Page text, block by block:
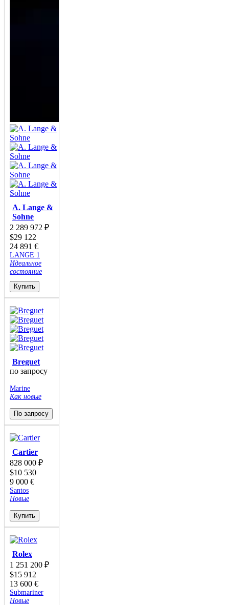
A. Lange &
Sohne
2 289 972 ₽
$29 122
24 891 €
LANGE 1
Идеальное
состояние
Купить
Breguet
по запросу
Marine
Как новые
По запросу
Cartier
828 000 ₽
$10 530
9 000 €
Santos
Новые
Купить
Rolex
1 251 200 ₽
$15 912
13 600 €
Submariner
Новые